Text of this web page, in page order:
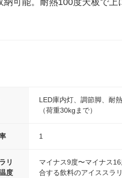
LED庫内灯、調節脚、耐
（荷重30kgまで）
1
リ
度
マイナス9度〜マイナス
合する飲料のアイススラ